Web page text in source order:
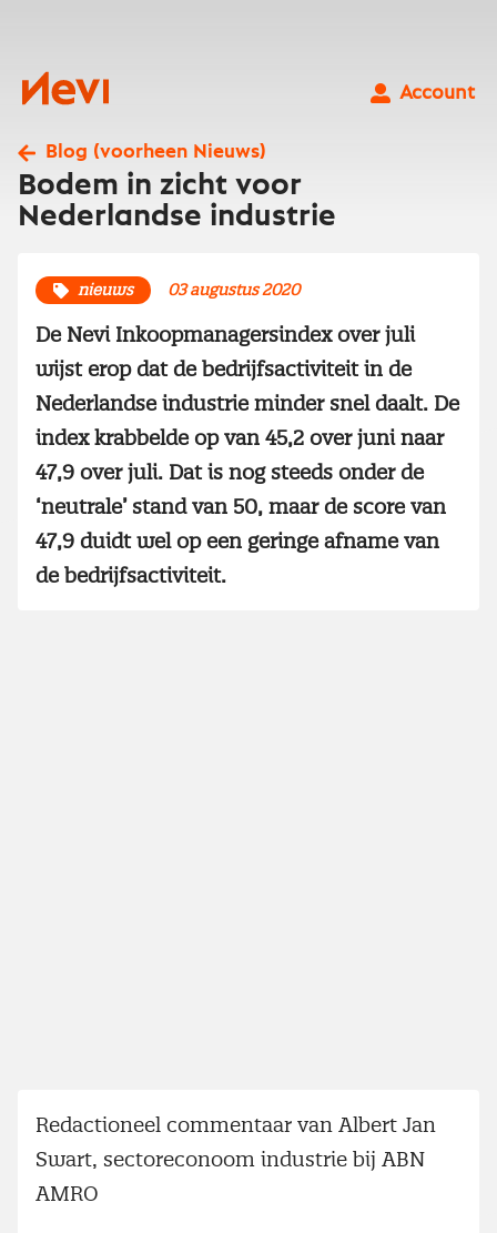
Nevi
Account
Blog (voorheen Nieuws)
Bodem in zicht voor
Nederlandse industrie
nieuws 03 augustus 2020
De Nevi Inkoopmanagersindex over juli
wijst erop dat de bedrijfsactiviteit in de
Nederlandse industrie minder snel daalt. De
index krabbelde op van 45,2 over juni naar
47,9 over juli. Dat is nog steeds onder de
‘neutrale’ stand van 50, maar de score van
47,9 duidt wel op een geringe afname van
de bedrijfsactiviteit.
Redactioneel commentaar van Albert Jan
Swart, sectoreconoom industrie bij ABN
AMRO